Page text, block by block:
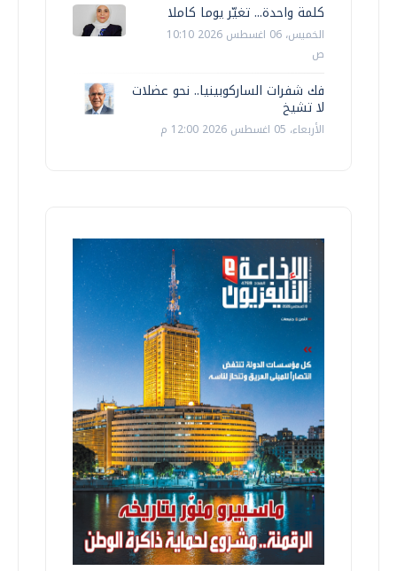
كلمة واحدة... تغيّر يوما كاملا
الخميس، 06 اغسطس 2026 10:10
ص
فك شفرات الساركوبينيا.. نحو عضلات
لا تشيخ
الأربعاء، 05 اغسطس 2026 12:00 م